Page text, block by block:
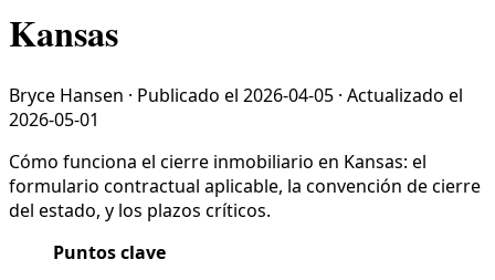
Kansas
Bryce Hansen · Publicado el 2026-04-05 · Actualizado el
2026-05-01
Cómo funciona el cierre inmobiliario en Kansas: el
formulario contractual aplicable, la convención de cierre
del estado, y los plazos críticos.
Puntos clave